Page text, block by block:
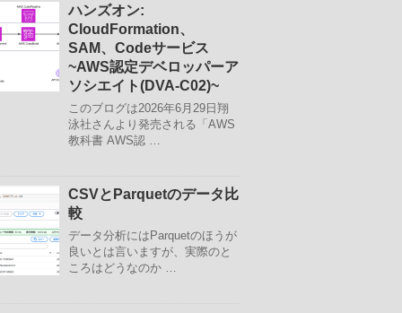
ハンズオン:
CloudFormation、
SAM、Codeサービス
~AWS認定デベロッパーア
ソシエイト(DVA-C02)~
このブログは2026年6月29日翔
泳社さんより発売される「AWS
教科書 AWS認 …
CSVとParquetのデータ比
較
データ分析にはParquetのほうが
良いとは言いますが、実際のと
ころはどうなのか …